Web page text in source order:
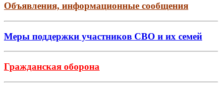
Объявления, информационные сообщения
Меры поддержки участников СВО и их семей
Гражданская оборона